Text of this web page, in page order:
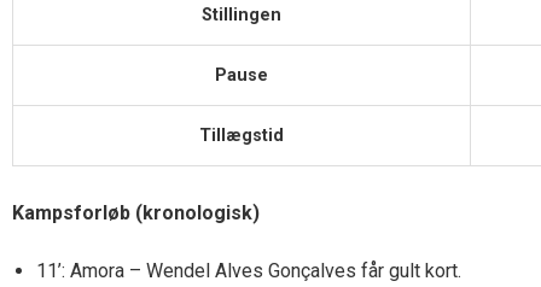
Stillingen
Pause
Tillægstid
Kampsforløb (kronologisk)
11’: Amora – Wendel Alves Gonçalves får gult kort.